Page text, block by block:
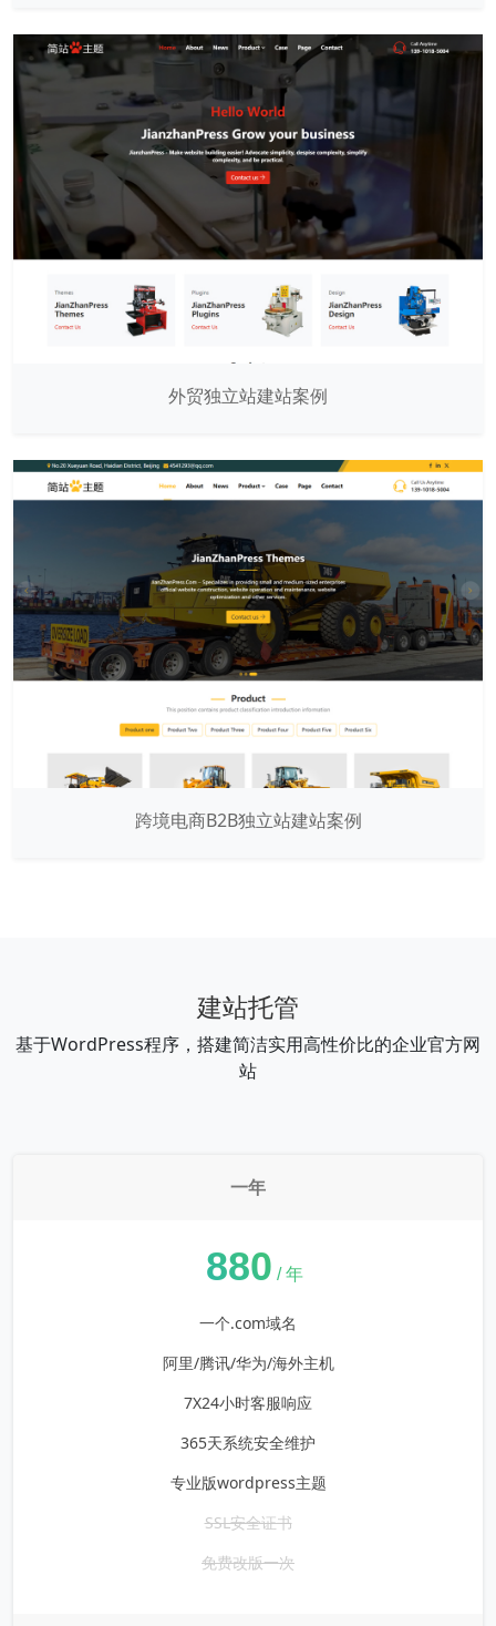
外贸独立站建站案例
跨境电商B2B独立站建站案例
建站托管
基于WordPress程序，搭建简洁实用高性价比的企业官方网
站
一年
880 / 年
一个.com域名
阿里/腾讯/华为/海外主机
7X24小时客服响应
365天系统安全维护
专业版wordpress主题
SSL安全证书
免费改版一次